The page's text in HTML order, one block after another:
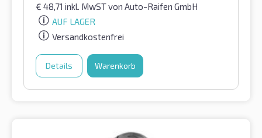
€ 48,71 inkl. MwSTvon Auto-Raifen GmbH
AUF LAGER
Versandkostenfrei
Details Warenkorb